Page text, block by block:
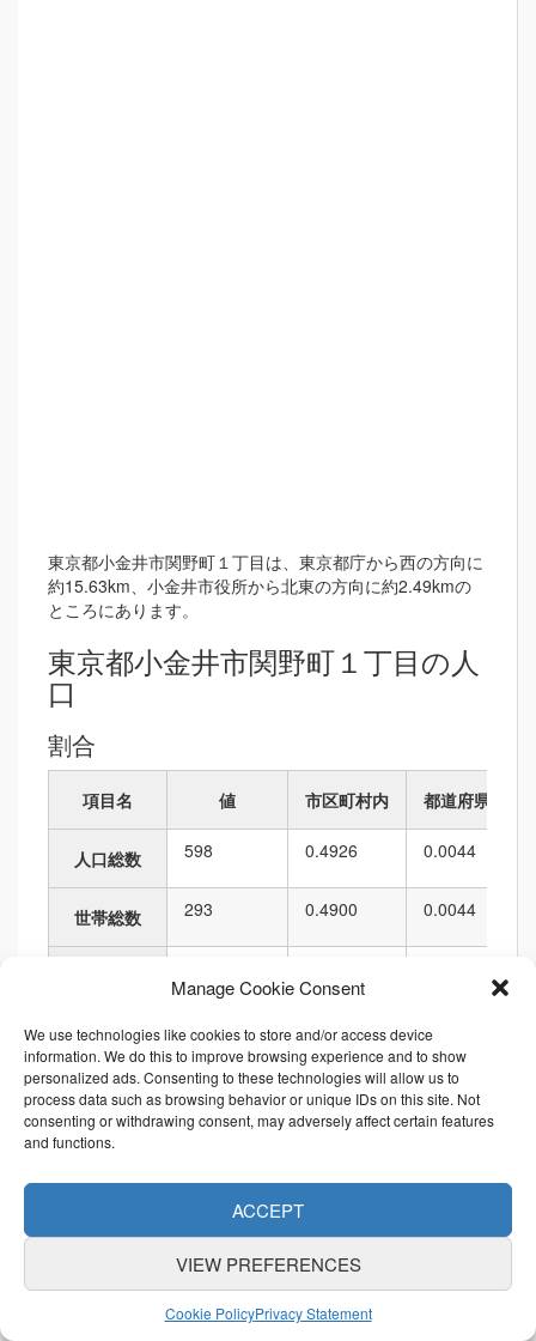
Manage Cookie Consent
We use technologies like cookies to store and/or access device
information. We do this to improve browsing experience and to show
personalized ads. Consenting to these technologies will allow us to
process data such as browsing behavior or unique IDs on this site. Not
consenting or withdrawing consent, may adversely affect certain features
and functions.
ACCEPT
VIEW PREFERENCES
Cookie PolicyPrivacy Statement
東京都小金井市関野町１丁目は、東京都庁から西の方向に
約15.63km、小金井市役所から北東の方向に約2.49kmの
ところにあります。
東京都小金井市関野町１丁目の人
口
割合
項目名 値 市区町村内 都道府県内
人口総数 598 0.4926 0.0044
世帯総数 293 0.4900 0.0044
面積 405,924.88 3.5914 0.0183
境界の長さ 2,659.24 2.5661 0.0184
値
598 4345
293 4345